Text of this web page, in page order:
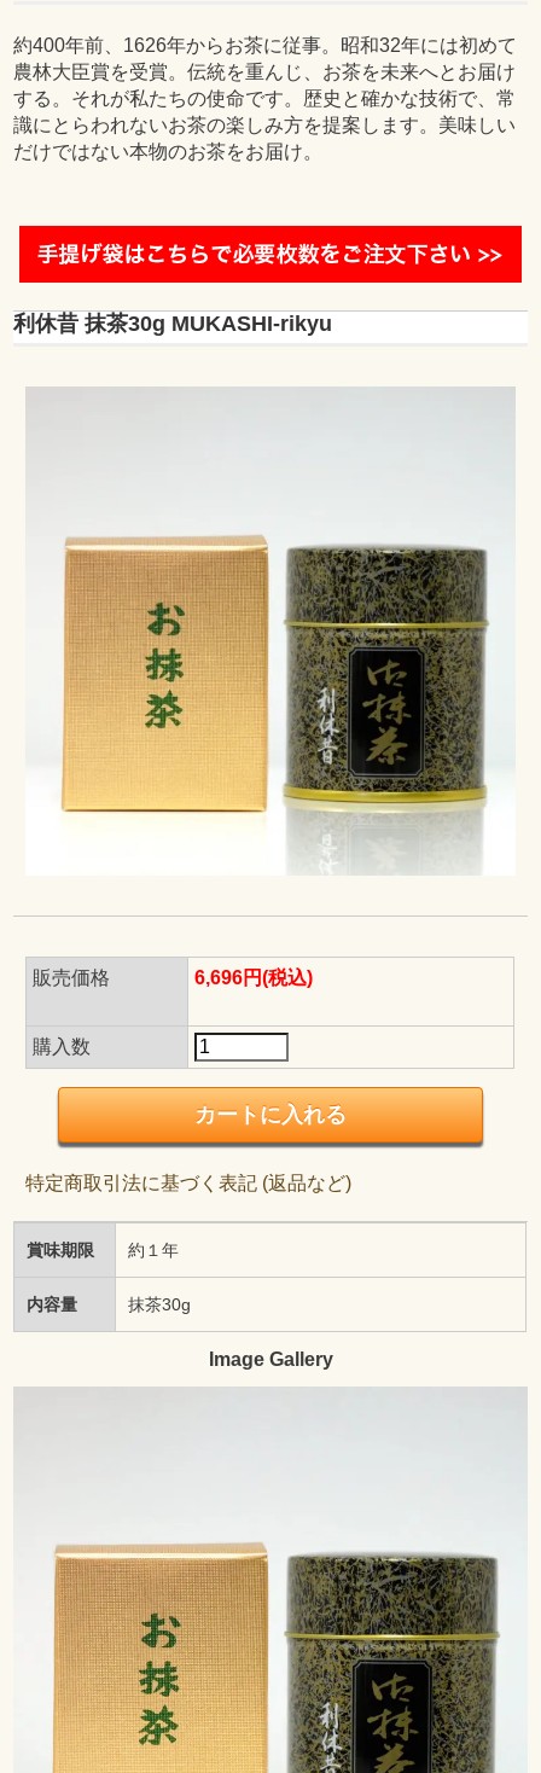
約400年前、1626年からお茶に従事。昭和32年には初めて
農林大臣賞を受賞。伝統を重んじ、お茶を未来へとお届け
する。それが私たちの使命です。歴史と確かな技術で、常
識にとらわれないお茶の楽しみ方を提案します。美味しい
だけではない本物のお茶をお届け。
利休昔 抹茶30g MUKASHI-rikyu
販売価格 6,696円(税込)
購入数
特定商取引法に基づく表記 (返品など)
賞味期限 約１年
内容量 抹茶30g
Image Gallery